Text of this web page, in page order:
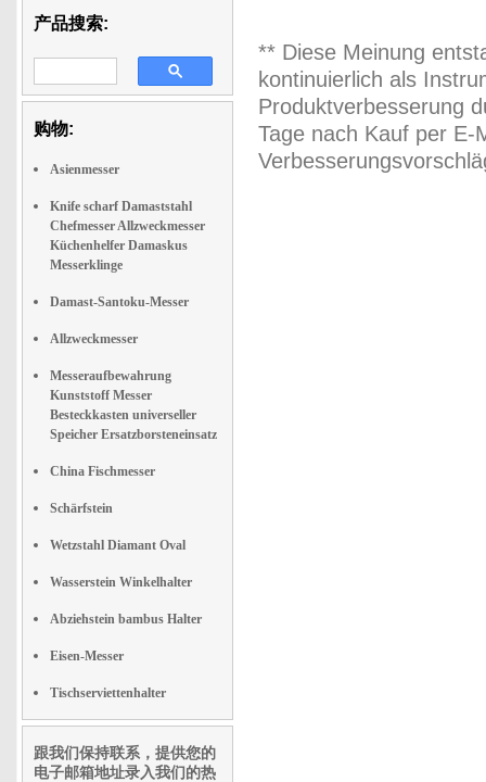
产品搜索:
购物:
Asienmesser
Knife scharf Damaststahl
Chefmesser Allzweckmesser
Küchenhelfer Damaskus
Messerklinge
Damast-Santoku-Messer
Allzweckmesser
Messeraufbewahrung
Kunststoff Messer
Besteckkasten universeller
Speicher Ersatzborsteneinsatz
China Fischmesser
Schärfstein
Wetzstahl Diamant Oval
Wasserstein Winkelhalter
Abziehstein bambus Halter
Eisen-Messer
Tischserviettenhalter
跟我们保持联系，提供您的
电子邮箱地址录入我们的热
** Diese Meinung
kontinuierlich als
Produktverbesserung
Tage nach Kauf per E-